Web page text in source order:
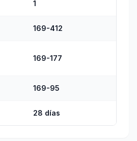
1
169-412
169-177
169-95
28 días